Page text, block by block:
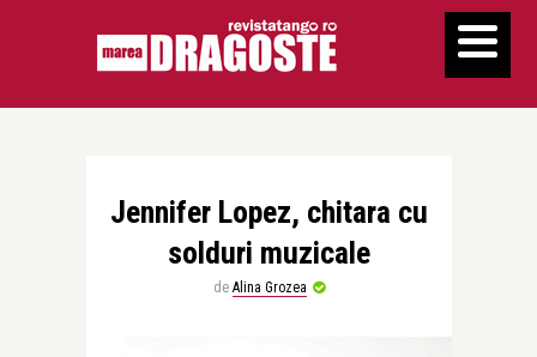
Jennifer Lopez, chitara cu
solduri muzicale
de Alina Grozea